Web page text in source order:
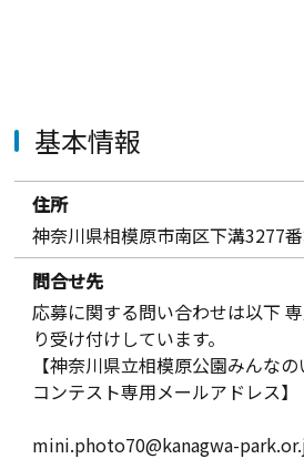
基本情報
住所
神奈川県相模原市南区下溝3277
問合せ先
応募に関する問い合わせは以下
り受け付けしています。
【神奈川県立相模原公園みんな
コンテスト専用メールアドレス】
mini.photo70@kanagwa-